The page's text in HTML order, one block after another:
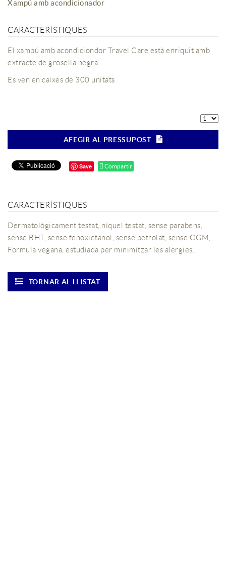
Xampú amb acondicionador
CARACTERÍSTIQUES
El xampú amb acondiciondor Travel Care està enriquit amb
extracte de grosella negra.
Es ven en caixes de 300 unitats
AFEGIR AL PRESSUPOST
Save Compartir
CARACTERÍSTIQUES
Dermatològicament testat, níquel testat, sense parabens,
sense BHT, sense fenoxietanol, sense petrolat, sense OGM,
Formula vegana, estudiada per minimitzar les alergies.
TORNAR AL LLISTAT